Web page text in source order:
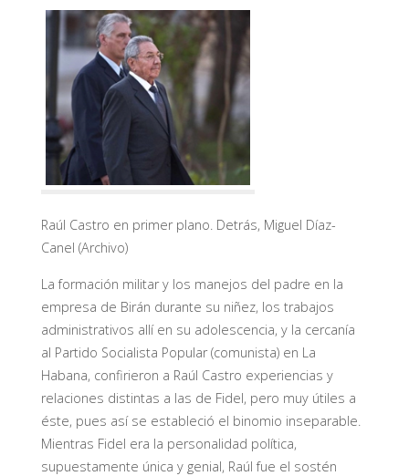
Raúl Castro en primer plano. Detrás, Miguel Díaz-
Canel (Archivo)
La formación militar y los manejos del padre en la
empresa de Birán durante su niñez, los trabajos
administrativos allí en su adolescencia, y la cercanía
al Partido Socialista Popular (comunista) en La
Habana, confirieron a Raúl Castro experiencias y
relaciones distintas a las de Fidel, pero muy útiles a
éste, pues así se estableció el binomio inseparable.
Mientras Fidel era la personalidad política,
supuestamente única y genial, Raúl fue el sostén